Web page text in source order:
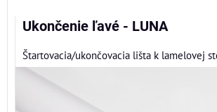
Ukončenie ľavé - LUNA
Štartovacia/ukončovacia lišta k lamelovej